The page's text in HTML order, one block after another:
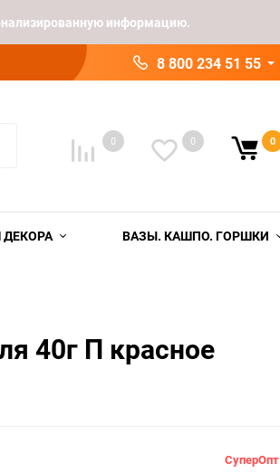
информацию.
8 800 234 51 55
0 0 0
ДЕКОРА ВАЗЫ. КАШПО. ГОРШКИ
40г П красное
СуперОпт